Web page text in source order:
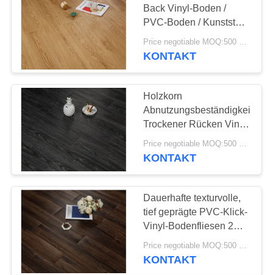
Back Vinyl-Boden /
PVC-Boden / Kunststoff-
Boden
KONTAKT
Holzkorn
Abnutzungsbeständigkeit
Trockener Rücken Vinyl
Fußboden Luxus Vinyl
Planken
KONTAKT
Dauerhafte texturvolle,
tief geprägte PVC-Klick-
Vinyl-Bodenfliesen 2
mm Dicke
Price negotiable MOQ:500 Quadratmeter
KONTAKT